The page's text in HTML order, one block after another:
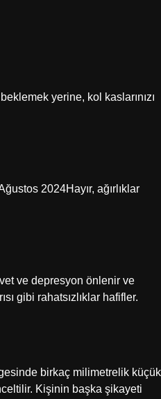
yerine, kol kaslarınızı
2024Hayır, ağırlıklar
ve depresyon önlenir ve
gibi rahatsızlıklar hafifler.
birkaç milimetrelik küçük
Kişinin başka şikayeti